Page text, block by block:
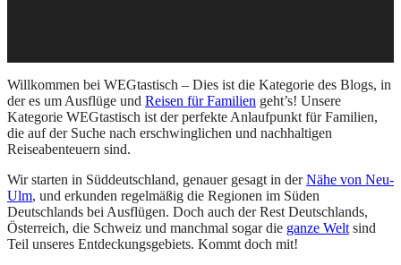
Willkommen bei WEGtastisch – Dies ist die Kategorie des Blogs, in
der es um Ausflüge und Reisen für Familien geht’s! Unsere
Kategorie WEGtastisch ist der perfekte Anlaufpunkt für Familien,
die auf der Suche nach erschwinglichen und nachhaltigen
Reiseabenteuern sind.
Wir starten in Süddeutschland, genauer gesagt in derNähe von Neu-
Ulm, und erkunden regelmäßig die Regionen im Süden
Deutschlands bei Ausflügen. Doch auch der Rest Deutschlands,
Österreich, die Schweiz und manchmal sogar die ganze Welt sind
Teil unseres Entdeckungsgebiets. Kommt doch mit!